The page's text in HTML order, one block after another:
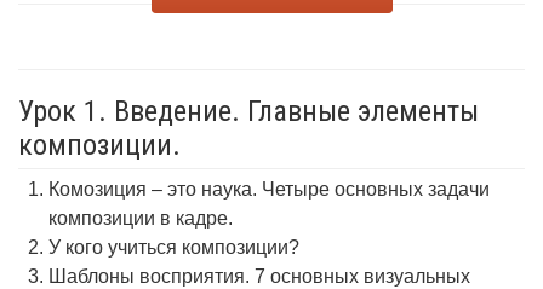
Урок 1. Введение. Главные элементы
композиции.
Комозиция – это наука. Четыре основных задачи
композиции в кадре.
У кого учиться композиции?
Шаблоны восприятия. 7 основных визуальных